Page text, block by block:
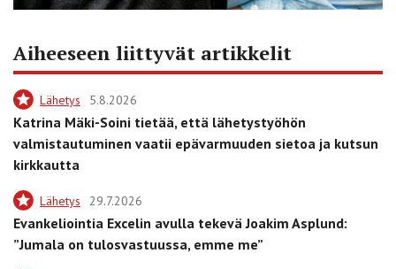
Aiheeseen liittyvät artikkelit
Lähetys 5.8.2026
Katrina Mäki-Soini tietää, että lähetystyöhön
valmistautuminen vaatii epävarmuuden sietoa ja kutsun
kirkkautta
Lähetys 29.7.2026
Evankeliointia Excelin avulla tekevä Joakim Asplund:
”Jumala on tulosvastuussa, emme me”